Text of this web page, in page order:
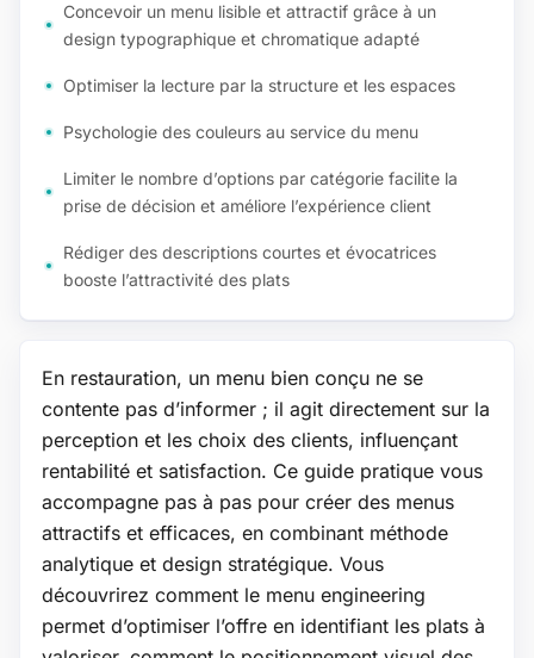
Concevoir un menu lisible et attractif grâce à un
design typographique et chromatique adapté
Optimiser la lecture par la structure et les espaces
Psychologie des couleurs au service du menu
Limiter le nombre d’options par catégorie facilite la
prise de décision et améliore l’expérience client
Rédiger des descriptions courtes et évocatrices
booste l’attractivité des plats
En restauration, un menu bien conçu ne se
contente pas d’informer ; il agit directement sur la
perception et les choix des clients, influençant
rentabilité et satisfaction. Ce guide pratique vous
accompagne pas à pas pour créer des menus
attractifs et efficaces, en combinant méthode
analytique et design stratégique. Vous
découvrirez comment le menu engineering
permet d’optimiser l’offre en identifiant les plats à